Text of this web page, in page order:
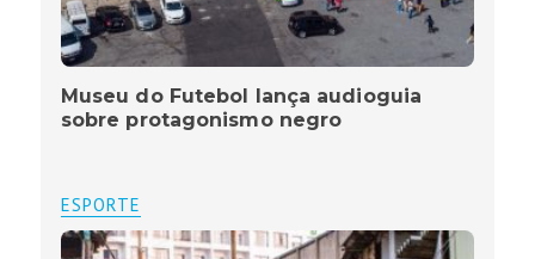
Museu do Futebol lança audioguia
sobre protagonismo negro
ESPORTE